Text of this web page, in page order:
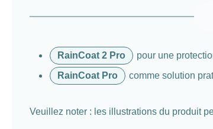
RainCoat 2 Pro
pour une
RainCoat Pro
comme solution
Veuillez noter : les illustrations du produit